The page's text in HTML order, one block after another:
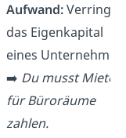
Aufwand:
das Eigenkapital
eines
➡️ Du musst Miete
für Büroräume
zahlen.